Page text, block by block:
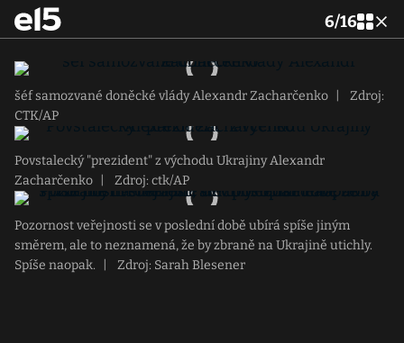
6/16
šéf samozvané doněcké vlády Alexandr Zacharčenko
Zdroj:
CTK/AP
Povstalecký "prezident" z východu Ukrajiny Alexandr
Zacharčenko
Zdroj: ctk/AP
Pozornost veřejnosti se v poslední době ubírá spíše jiným
směrem, ale to neznamená, že by zbraně na Ukrajině utichly.
Spíše naopak.
Zdroj: Sarah Blesener